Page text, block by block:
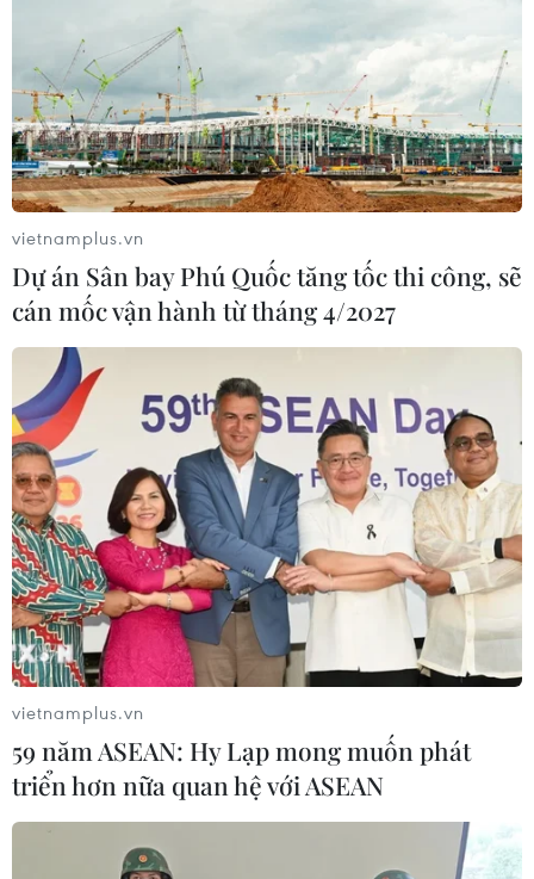
vietnamplus.vn
Dự án Sân bay Phú Quốc tăng tốc thi công, sẽ
cán mốc vận hành từ tháng 4/2027
vietnamplus.vn
59 năm ASEAN: Hy Lạp mong muốn phát
triển hơn nữa quan hệ với ASEAN